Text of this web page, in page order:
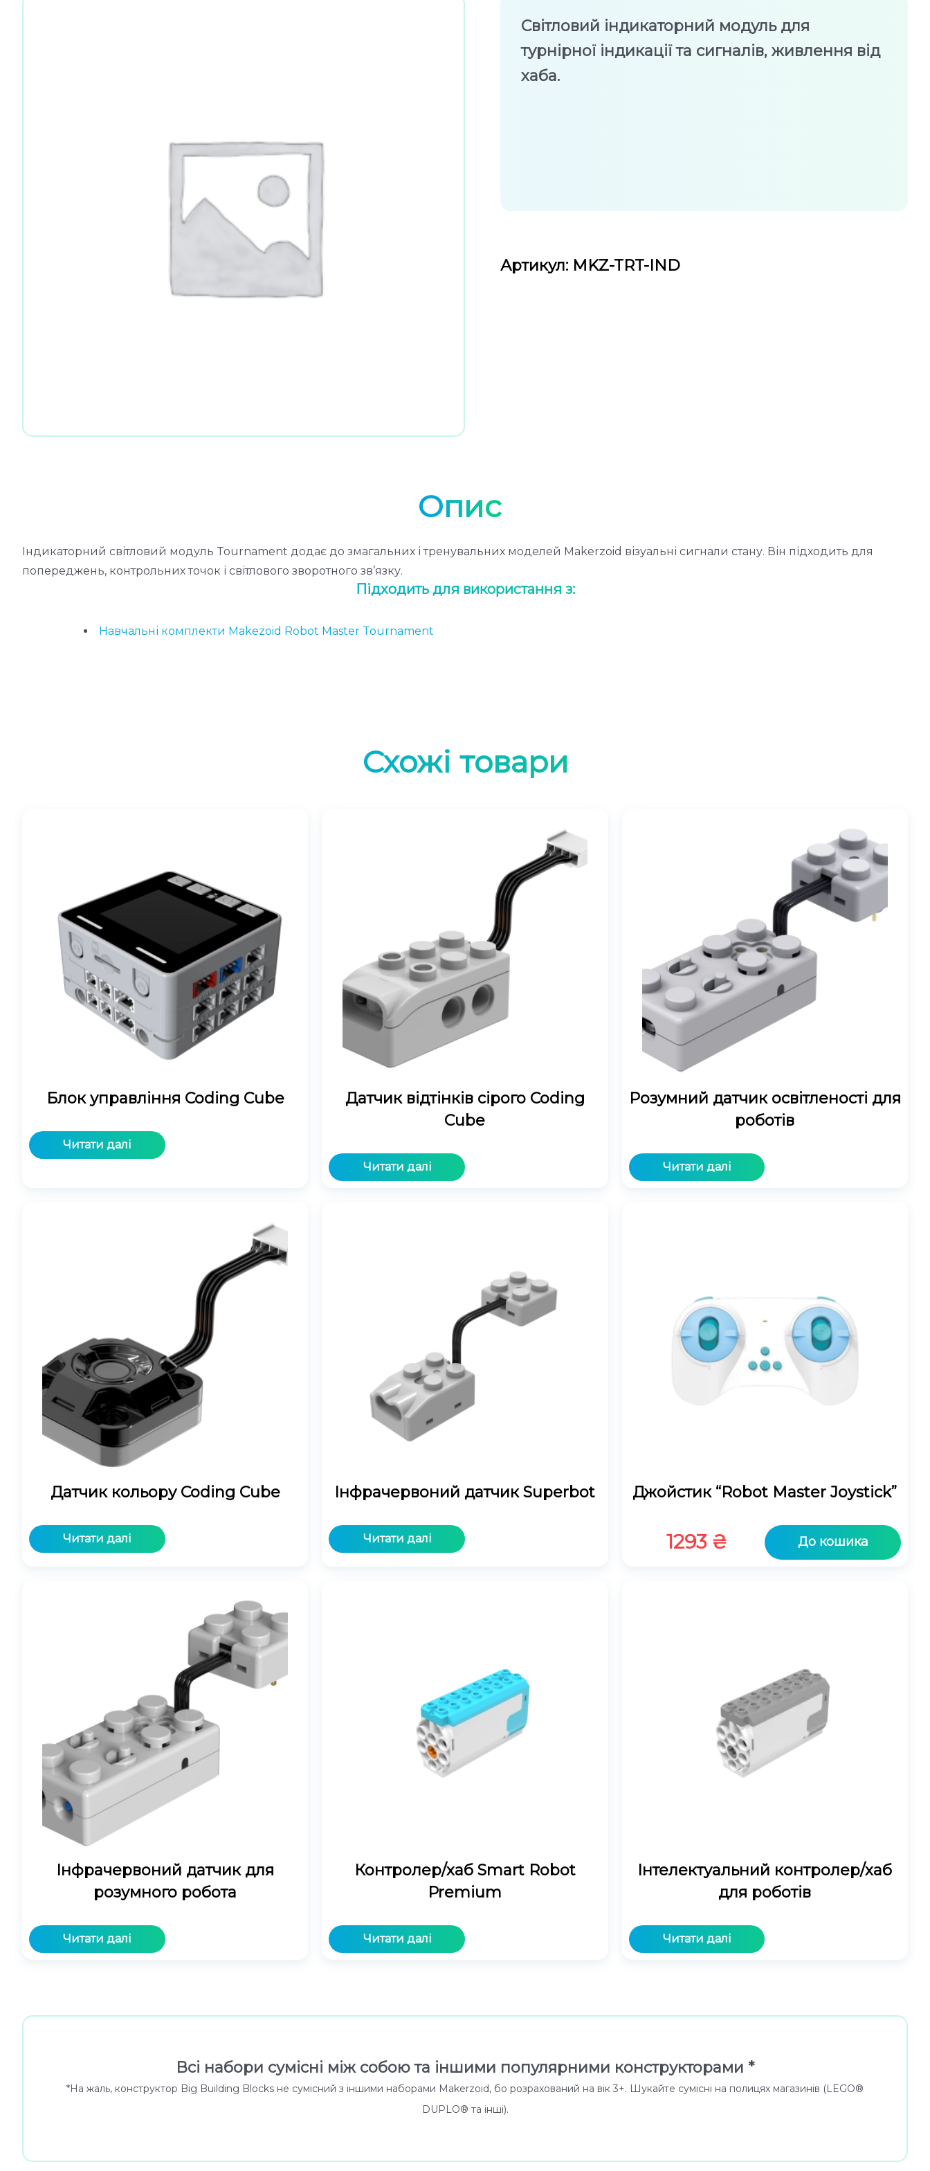
Світловий індикаторний модуль для
турнірної індикації та сигналів, живлення від
хаба.
5
Артикул: MKZ-TRT-IND
Опис
Індикаторний світловий модуль Tournament додає до змагальних і тренувальних моделей Makerzoid візуальні сигнали стану. Він підходить для
попереджень, контрольних точок і світлового зворотного зв’язку.
Підходить для використання з:
Навчальні комплекти Makezoid Robot Master Tournament
Схожі товари
Блок управління Coding Cube
Читати далі
Датчик відтінків сірого Coding
Cube
Читати далі
Розумний датчик освітленості для
роботів
Читати далі
Датчик кольору Coding Cube
Читати далі
Інфрачервоний датчик Superbot
Читати далі
Джойстик “Robot Master Joystick”
1293 ₴ До кошика
Інфрачервоний датчик для
розумного робота
Читати далі
Контролер/хаб Smart Robot
Premium
Читати далі
Інтелектуальний контролер/хаб
для роботів
Читати далі
Всі набори сумісні між собою та іншими популярними конструкторами *
*На жаль, конструктор Big Building Blocks не сумісний з іншими наборами Makerzoid, бо розрахований на вік 3+. Шукайте сумісні на полицях магазинів (LEGO®
DUPLO® та інші).